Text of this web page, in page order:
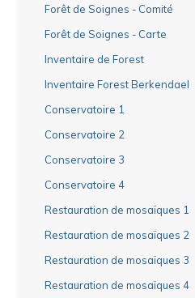
Forêt de Soignes - Comité
Forêt de Soignes - Carte
Inventaire de Forest
Inventaire Forest Berkendael
Conservatoire 1
Conservatoire 2
Conservatoire 3
Conservatoire 4
Restauration de mosaïques 1
Restauration de mosaïques 2
Restauration de mosaïques 3
Restauration de mosaïques 4